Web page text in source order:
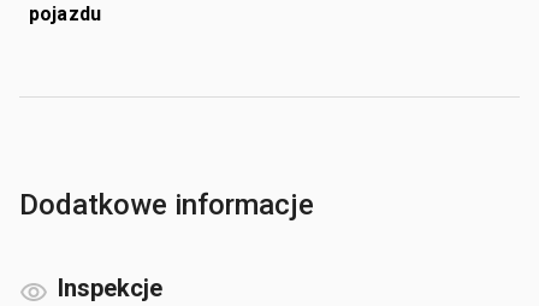
pojazdu
Dodatkowe informacje
Inspekcje